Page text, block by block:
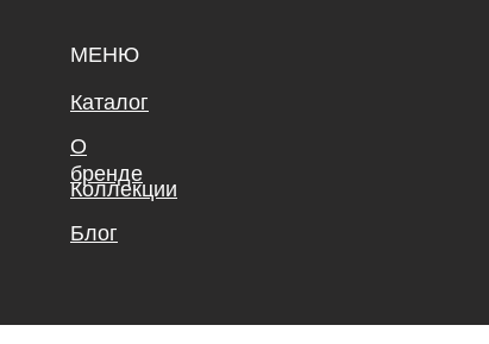
МЕНЮ
Каталог
О
бренде
Коллекции
Блог